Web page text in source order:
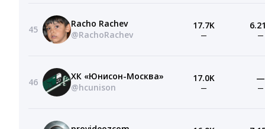
45
Racho Rachev
@RachoRachev
17.7K
— —
46
ХК «Юнисон-Москва»
@hcunison
17.0K
—
—
—